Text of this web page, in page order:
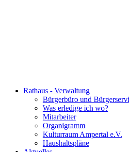
Rathaus - Verwaltung
Bürgerbüro und
Was erledige ich wo?
Mitarbeiter
Organigramm
Kulturraum Ampertal e.V.
Haushaltspläne